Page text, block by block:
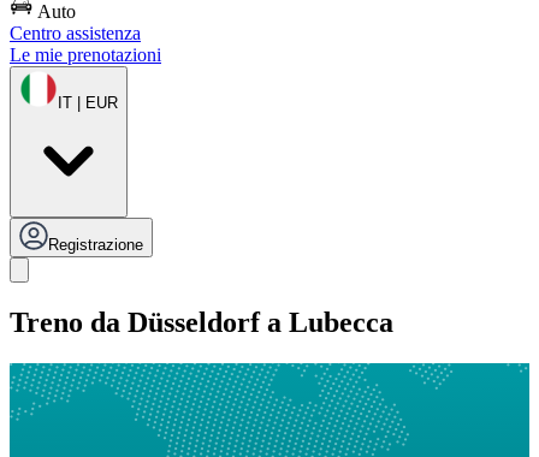
Auto
Centro assistenza
Le mie prenotazioni
IT | EUR
Registrazione
Treno da Düsseldorf a Lubecca